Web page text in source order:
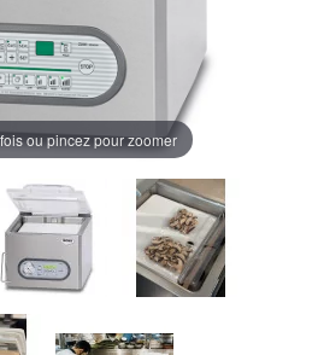
ou pincez pour zoomer